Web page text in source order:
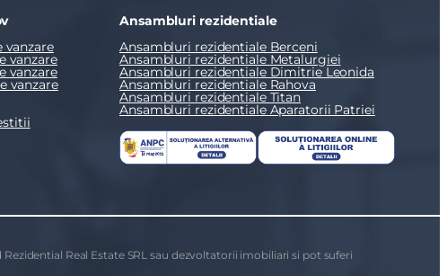
vanzare
vanzare
vanzare
vanzare
Ansambluri rezidentiale
Ansambluri rezidentiale Berceni
Ansambluri rezidentiale Metalurgiei
Ansambluri rezidentiale Dimitrie Leonida
Ansambluri rezidentiale Rahova
Ansambluri rezidentiale Titan
Ansambluri rezidentiale Aparatorii Patriei
Real Estate SRL sau dezvoltatorii imobiliari si pot suferi